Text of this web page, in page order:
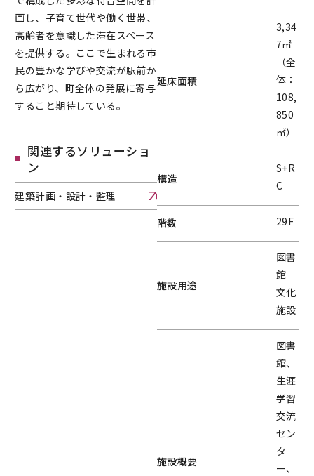
関連するソリューショ
ン
建築計画・設計・監理
建築計画・設計・監理へページ遷移します。
画し、子育て世代や働く世帯、
高齢者を意識した滞在スペース
を提供する。ここで生まれる市
民の豊かな学びや交流が駅前か
ら広がり、町全体の発展に寄与
すること期待している。
延床面積
3,34
7㎡
（全
体：
108,
850
㎡）
構造
S+R
C
階数 29F
施設用途
図書
館
文化
施設
施設概要
図書
館、
生涯
学習
交流
セン
タ
ー、